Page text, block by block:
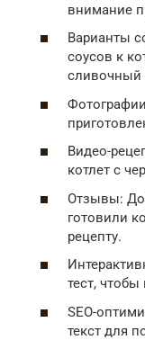
внимание
Варианты
соусов к
сливочный
Видео-
котлет с
Отзывы:
готовили
рецепту.
тест, чтобы
SEO-
текст для